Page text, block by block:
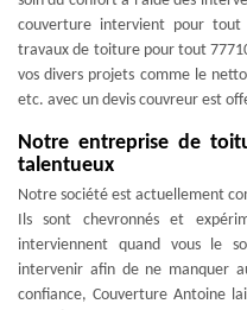
couverture intervient pour tout
travaux de toiture pour tout
vos divers projets comme le
etc. avec un devis couvreur est
Notre entreprise de
talentueux
Notre société est actuellement
Ils sont chevronnés et
interviennent quand vous le
intervenir afin de ne manquer
confiance, Couverture Antoine